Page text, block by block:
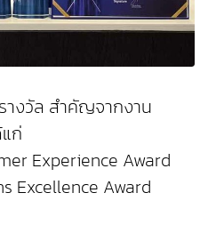
างวัล สำคัญจากงาน
ก่
Experience Award
Excellence Award